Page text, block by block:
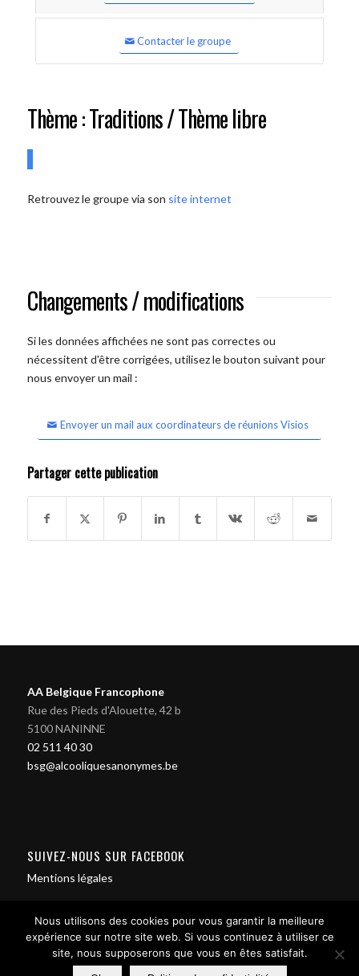
Contacter le groupe
Thème : Traditions / Thème libre
Retrouvez le groupe via son site internet
Changements / modifications
Si les données affichées ne sont pas correctes ou
nécessitent d'être corrigées, utilisez le bouton suivant pour
nous envoyer un mail :
Envoyer un mail aux coordinateurs de réunions Visios
Partager cette publication
AA Belgique Francophone
Rue des Pieds d'Alouette, 42 b
5100 NANINNE
02 511 40 30
bsg@alcooliquesanonymes.be
SUIVEZ-NOUS SUR FACEBOOK
Mentions légales
Nous utilisons des cookies pour vous garantir la meilleure
expérience sur notre site web. Si vous continuez à utiliser ce
site, nous supposerons que vous en êtes satisfait.
Contact us